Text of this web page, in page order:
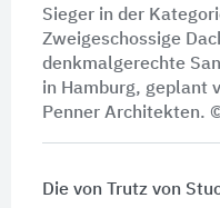
Sieger in der
Zweigeschossige
denkmalgerechte
in Hamburg, geplant
Penner Architekten.
Die von Trutz von